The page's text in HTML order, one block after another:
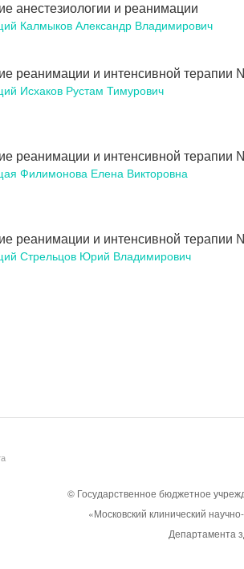
анестезиологии и реанимации
Калмыков Александр Владимирович
реанимации и интенсивной
Исхаков Рустам Тимурович
реанимации и интенсивной
Филимонова Елена Викторовна
реанимации и интенсивной
Стрельцов Юрий Владимирович
© Государственное бюджетное
«Московский клинический
Департамента